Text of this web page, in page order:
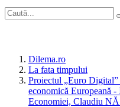
Dilema.ro
La fata timpului
Proiectul „Euro
economică Europeană
Economiei, Claudiu